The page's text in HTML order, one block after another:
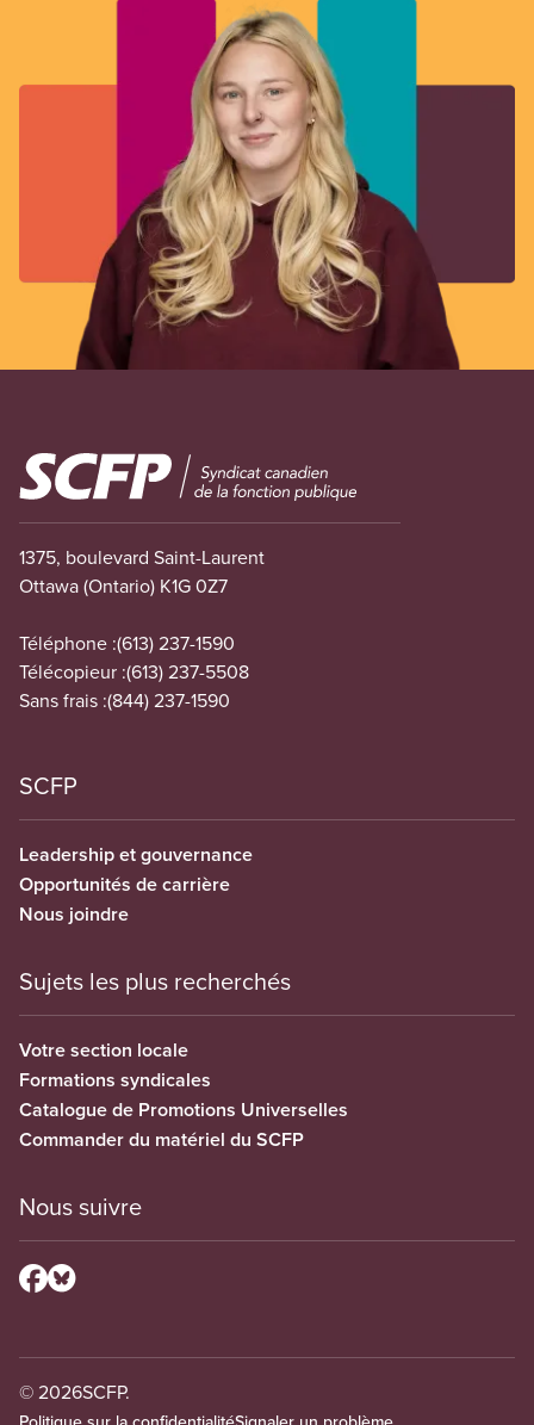
Image
1375, boulevard Saint-Laurent
Ottawa (Ontario) K1G 0Z7
Téléphone :(613) 237-1590
Télécopieur :(613) 237-5508
Sans frais :(844) 237-1590
SCFP
Leadership et gouvernance
Opportunités de carrière
Nous joindre
Sujets les plus recherchés
Votre section locale
Formations syndicales
Catalogue de Promotions Universelles
Commander du matériel du SCFP
Nous suivre
© 2026SCFP.